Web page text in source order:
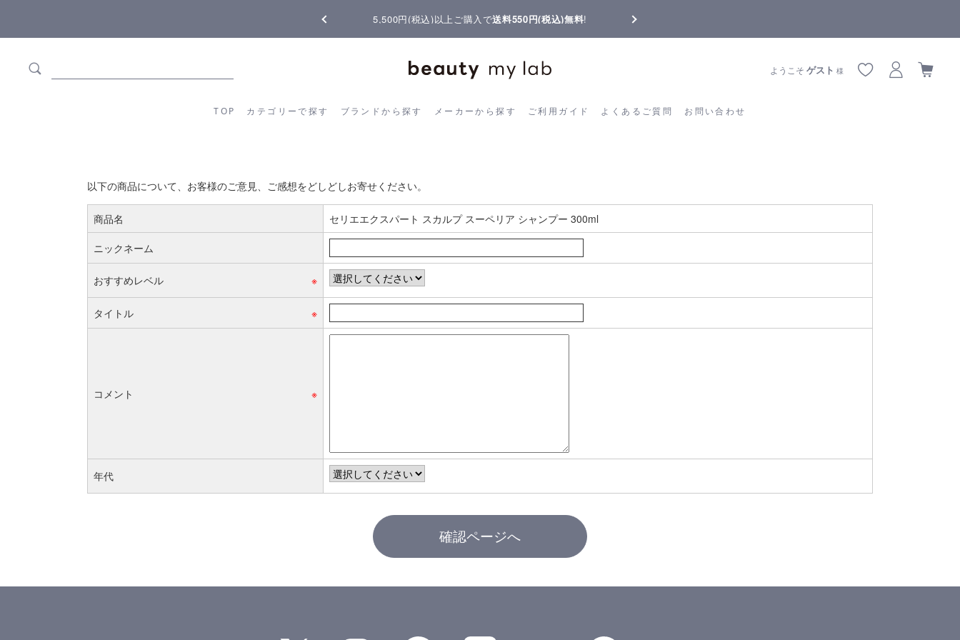
5,500円(税込)以上ご購入で送料550円(税込)無料!
TOP カテゴリーで探す ブランドから探す メーカーから探す ご利用ガイド よくあるご質問 お問い合わせ
ようこそゲスト 様
カテゴリーから探す ブランドから探す メーカーから探す ご利用ガイド よくあるご質問
以下の商品について、お客様のご意見、ご感想をどしどしお寄せください。
商品名 セリエエクスパート スカルプ スーペリア シャンプー 300ml
ニックネーム
おすすめレベル ※
タイトル ※
コメント ※
年代